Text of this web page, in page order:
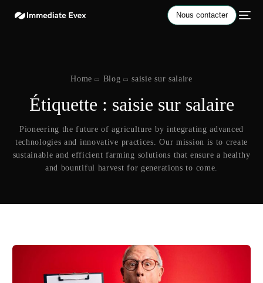
Nous contacter
Home Blog saisie sur salaire
Étiquette : saisie sur salaire
Pioneering the future of agriculture by integrating advanced
technologies and innovative practices. Our mission is to create
sustainable and efficient farming solutions that ensure a healthy
and bountiful harvest for generations to come.